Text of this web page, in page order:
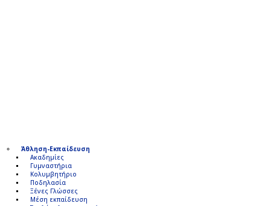
Άθληση-Εκπαίδευση
Ακαδημίες
Γυμναστήρια
Κολυμβητήριο
Ποδηλασία
Ξένες Γλώσσες
Μέση εκπαίδευση